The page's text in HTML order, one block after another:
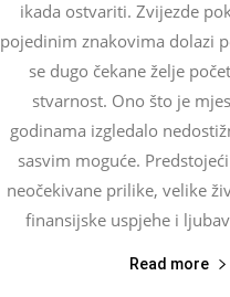
ikada ostvariti. Zvijezde
pojedinim znakovima dolazi
se dugo čekane želje
stvarnost. Ono što je
godinama izgledalo
sasvim moguće.
neočekivane prilike, velike
finansijske uspjehe i
Read more